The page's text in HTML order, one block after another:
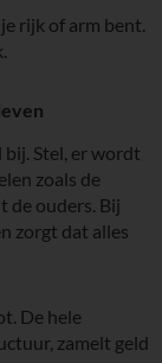
rijk of arm bent.
Stel, er wordt
zoals de
de ouders. Bij
zorgt dat alles
De hele
zamelt geld